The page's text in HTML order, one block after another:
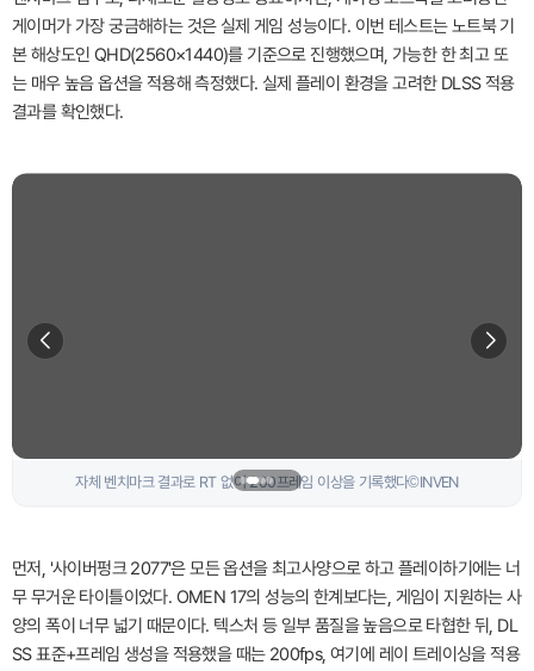
게이머가 가장 궁금해하는 것은 실제 게임 성능이다. 이번 테스트는 노트북 기
본 해상도인 QHD(2560×1440)를 기준으로 진행했으며, 가능한 한 최고 또
는 매우 높음 옵션을 적용해 측정했다. 실제 플레이 환경을 고려한 DLSS 적용
결과를 확인했다.
레이 트레이싱을 적용할 경우 130대를 기록©INVEN
먼저, '사이버펑크 2077'은 모든 옵션을 최고사양으로 하고 플레이하기에는 너
무 무거운 타이틀이었다. OMEN 17의 성능의 한계보다는, 게임이 지원하는 사
양의 폭이 너무 넓기 때문이다. 텍스처 등 일부 품질을 높음으로 타협한 뒤, DL
SS 표준+프레임 생성을 적용했을 때는 200fps, 여기에 레이 트레이싱을 적용